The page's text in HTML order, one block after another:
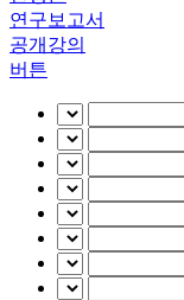
연구보고서
공개강의
버튼